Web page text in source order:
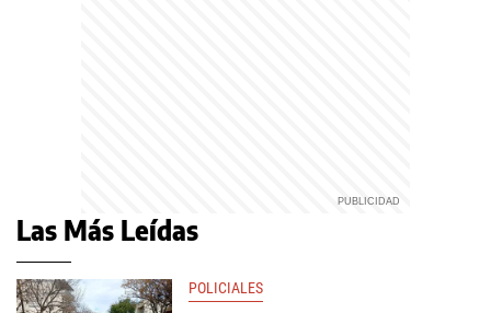
Las Más Leídas
POLICIALES